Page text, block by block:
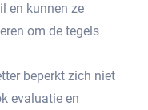
en kunnen ze
om de tegels
beperkt zich niet
evaluatie en